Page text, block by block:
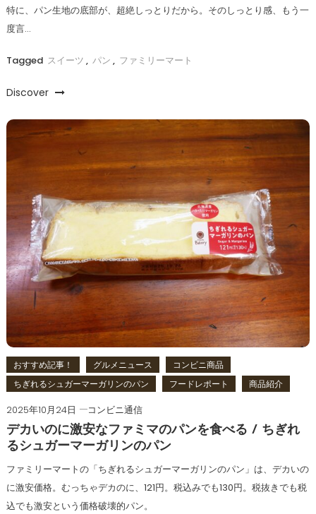
特に、パン生地の底部が、超絶しっとりだから。そのしっとり感、もう一
度言…
Tagged スイーツ , パン , ファミリーマート
Discover
おすすめ記事！ グルメニュース
コンビニ商品
ちぎれるシュガーマーガリンのパン
フードレポート 商品紹介
2025年10月24日
コンビニ通信
デカいのに激安なファミマのパンを食べる / ちぎれ
るシュガーマーガリンのパン
ファミリーマートの「ちぎれるシュガーマーガリンのパン」は、デカいの
に激安価格。むっちゃデカのに、121円。税込みでも130円。税抜きでも税
込でも激安という価格破壊的パン。